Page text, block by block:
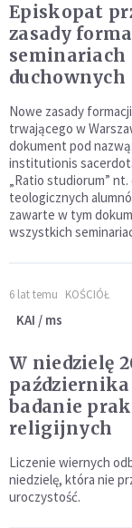
Episkopat
zasady
seminariach
duchownych
Nowe zasady
trwającego w
dokument pod
institutionis
„Ratio studiorum”
teologicznych
zawarte w tym
wszystkich
6 lat temu KOŚCIÓŁ
KAI / ms
W niedzielę
października
badanie
religijnych
Liczenie wiernych
niedzielę, która nie
uroczystość.